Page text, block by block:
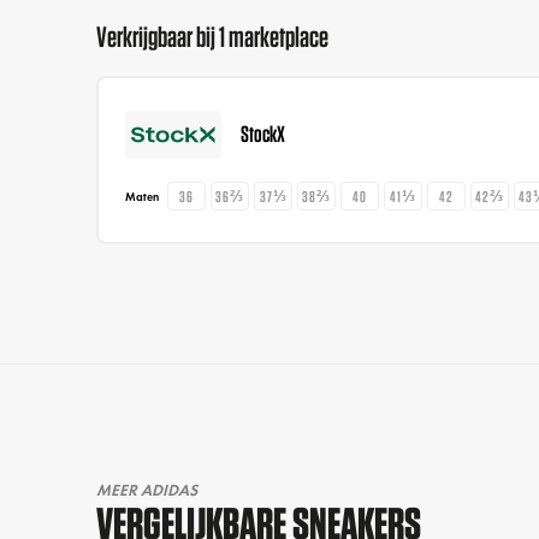
Verkrijgbaar bij 1 marketplace
StockX
Maten 36 36⅔ 37⅓ 38⅔ 40 41⅓ 42 42⅔
MEER ADIDAS
VERGELIJKBARE SNEAKERS